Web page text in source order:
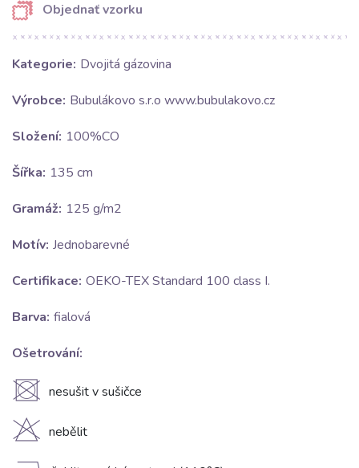
Objednať vzorku
Kategorie: Dvojitá gázovina
Výrobce: Bubulákovo s.r.o www.bubulakovo.cz
Složení: 100%CO
Šířka: 135 cm
Gramáž: 125 g/m2
Motív: Jednobarevné
Certifikace: OEKO-TEX Standard 100 class I.
Barva: fialová
Ošetrování:
U nesušit v sušičce
H nebělit